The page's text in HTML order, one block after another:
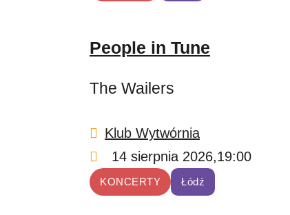
People in Tune
The Wailers
Klub Wytwórnia
14 sierpnia 2026,19:00
KONCERTY Łódź